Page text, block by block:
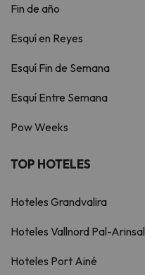
Fin de año
Esquí en Reyes
Esquí Fin de Semana
Esquí Entre Semana
Pow Weeks
TOP HOTELES
Hoteles Grandvalira
Hoteles Vallnord Pal-Arinsal
Hoteles Port Ainé